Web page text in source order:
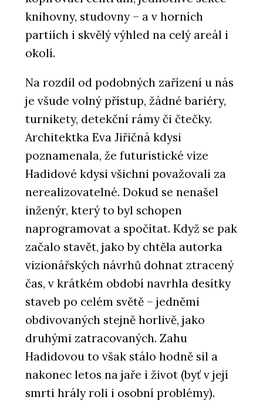
knihovny, studovny – a v horních
partiích i skvělý výhled na celý areál i
okolí.
Na rozdíl od podobných zařízení u nás
je všude volný přístup, žádné bariéry,
turnikety, detekční rámy či čtečky.
Architektka Eva Jiřičná kdysi
poznamenala, že futuristické vize
Hadidové kdysi všichni považovali za
nerealizovatelné. Dokud se nenašel
inženýr, který to byl schopen
naprogramovat a spočítat. Když se pak
začalo stavět, jako by chtěla autorka
vizionářských návrhů dohnat ztracený
čas, v krátkém období navrhla desítky
staveb po celém světě – jedněmi
obdivovaných stejně horlivě, jako
druhými zatracovaných. Zahu
Hadidovou to však stálo hodně sil a
nakonec letos na jaře i život (byť v její
smrti hrály roli i osobní problémy).